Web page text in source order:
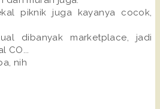
piknik juga kayanya cocok,
dibanyak marketplace, jadi
CO...
nih